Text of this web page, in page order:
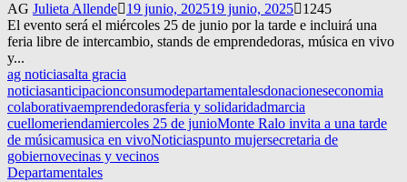
AG Julieta Allende 19 junio, 202519 junio, 2025
1245
El evento será el miércoles 25 de junio por la tarde e incluirá una
feria libre de intercambio, stands de emprendedoras, música en vivo
y...
ag noticiasalta gracia
noticiasanticipacionconsumodepartamentalesdonacioneseconomia
colaborativaemprendedorasferia y solidaridadmarcia
cuellomeriendamiercoles 25 de junioMonte Ralo invita a una tarde
de músicamusica en vivoNoticiaspunto mujersecretaria de
gobiernovecinas y vecinos
Departamentales